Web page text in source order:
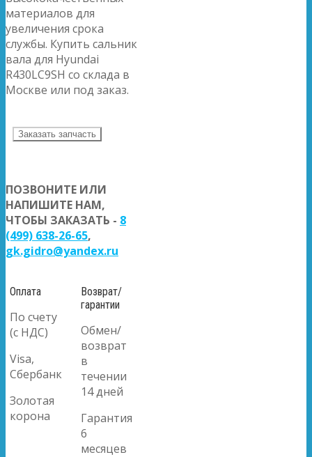
материалов для
увеличения срока
службы. Купить сальник
вала для Hyundai
R430LC9SH со склада в
Москве или под заказ.
Заказать запчасть
ПОЗВОНИТЕ ИЛИ
НАПИШИТЕ НАМ,
ЧТОБЫ ЗАКАЗАТЬ - 8
(499) 638-26-65,
gk.gidro@yandex.ru
Оплата
По счету
(с НДС)
Visa,
Сбербанк
Золотая
корона
Возврат/
гарантии
Обмен/
возврат
в
течении
14 дней
Гарантия
6
месяцев